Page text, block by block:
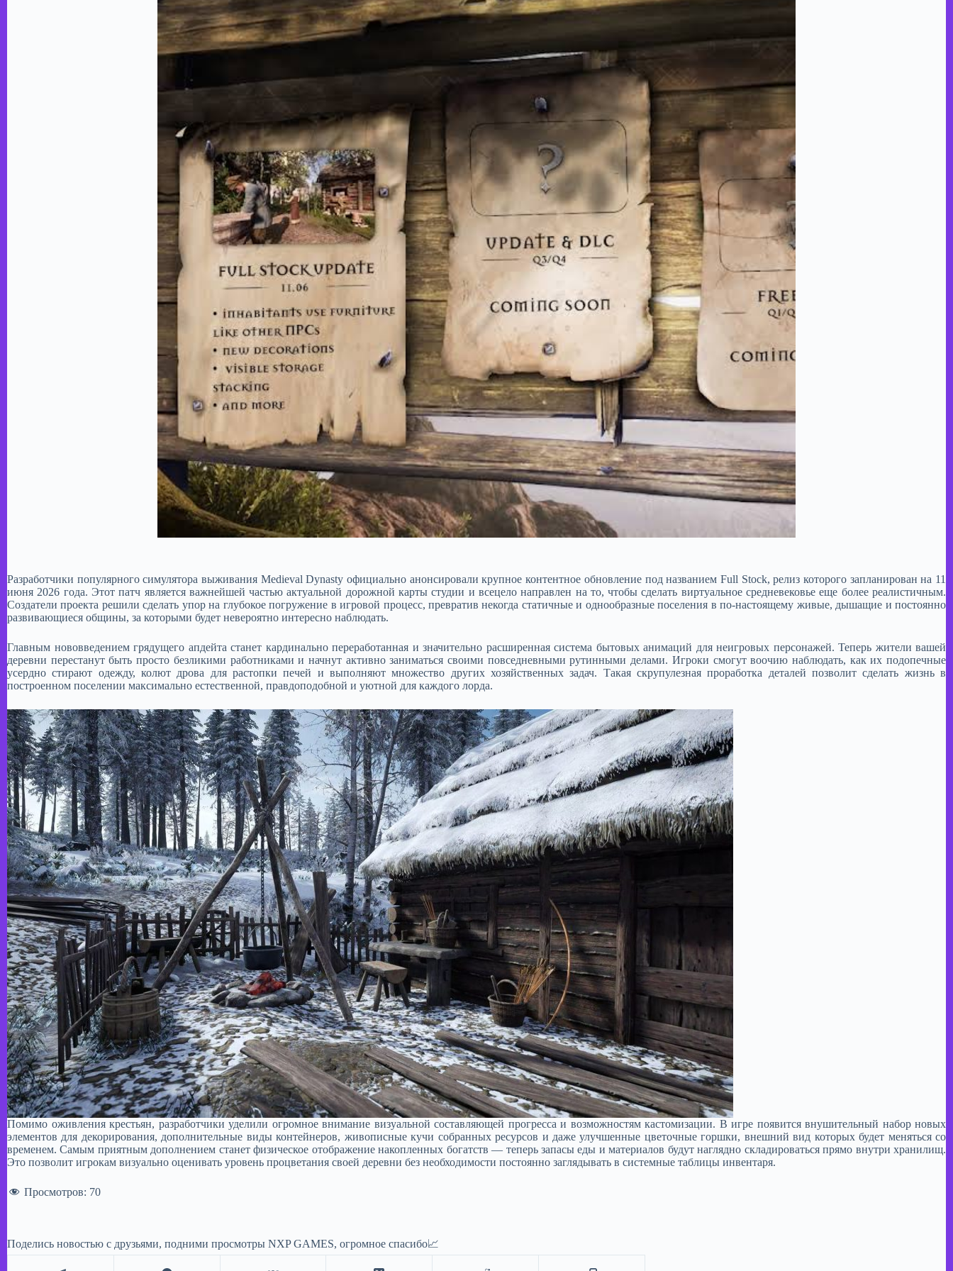
Разработчики популярного симулятора выживания Medieval Dynasty официально анонсировали крупное контентное обновление под названием Full Stock, релиз которого запланирован на 11
июня 2026 года. Этот патч является важнейшей частью актуальной дорожной карты студии и всецело направлен на то, чтобы сделать виртуальное средневековье еще более реалистичным.
Создатели проекта решили сделать упор на глубокое погружение в игровой процесс, превратив некогда статичные и однообразные поселения в по-настоящему живые, дышащие и постоянно
развивающиеся общины, за которыми будет невероятно интересно наблюдать.
Главным нововведением грядущего апдейта станет кардинально переработанная и значительно расширенная система бытовых анимаций для неигровых персонажей. Теперь жители вашей
деревни перестанут быть просто безликими работниками и начнут активно заниматься своими повседневными рутинными делами. Игроки смогут воочию наблюдать, как их подопечные
усердно стирают одежду, колют дрова для растопки печей и выполняют множество других хозяйственных задач. Такая скрупулезная проработка деталей позволит сделать жизнь в
построенном поселении максимально естественной, правдоподобной и уютной для каждого лорда.
Помимо оживления крестьян, разработчики уделили огромное внимание визуальной составляющей прогресса и возможностям кастомизации. В игре появится внушительный набор новых
элементов для декорирования, дополнительные виды контейнеров, живописные кучи собранных ресурсов и даже улучшенные цветочные горшки, внешний вид которых будет меняться со
временем. Самым приятным дополнением станет физическое отображение накопленных богатств — теперь запасы еды и материалов будут наглядно складироваться прямо внутри хранилищ.
Это позволит игрокам визуально оценивать уровень процветания своей деревни без необходимости постоянно заглядывать в системные таблицы инвентаря.
Просмотров: 70
Поделись новостью с друзьями, подними просмотры NXP GAMES, огромное спасибо📈